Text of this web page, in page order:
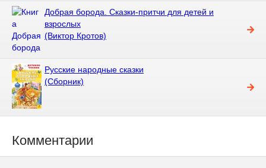
Добрая борода. Сказки-притчи для детей и
взрослых
(Виктор Кротов)
Русские народные сказки
(Сборник)
Комментарии